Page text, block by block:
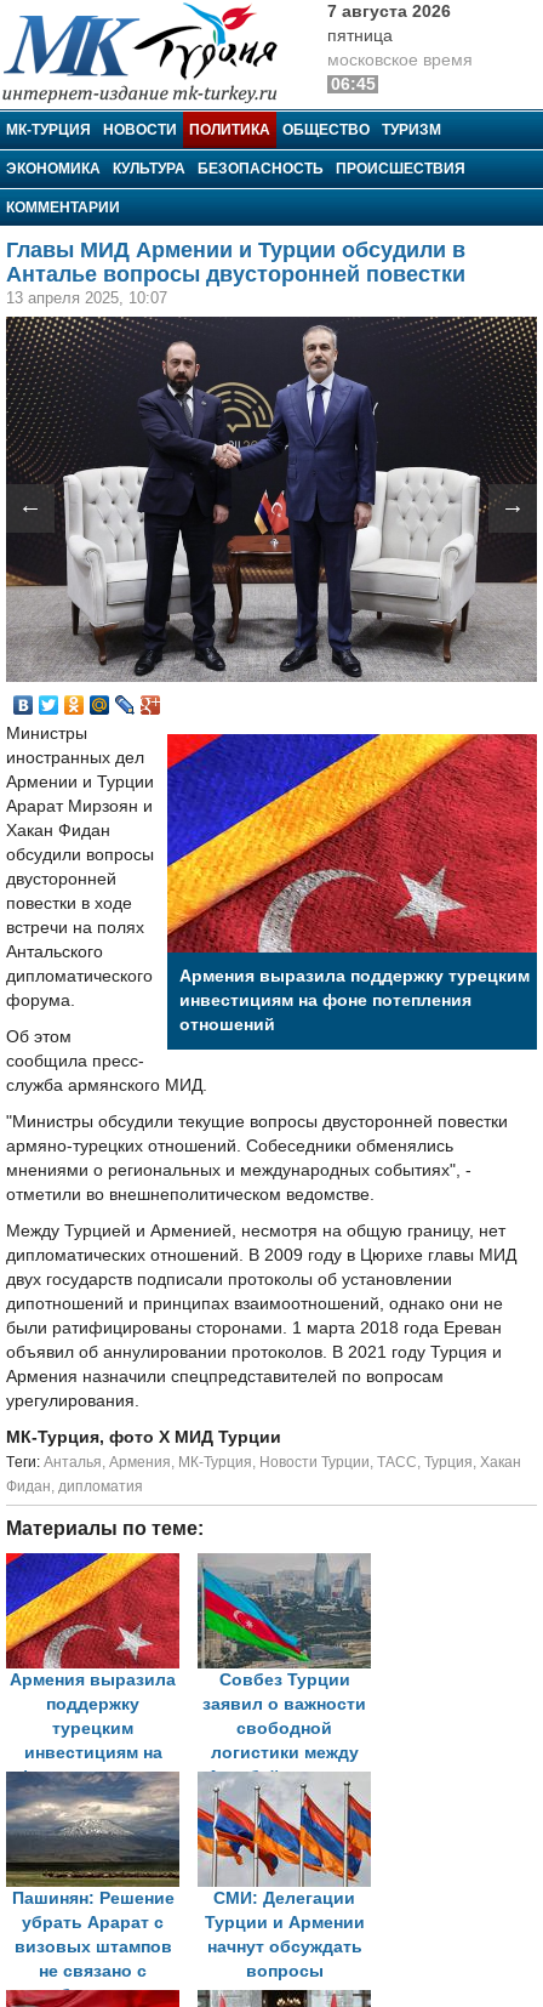
МК-Турция
7 августа 2026
пятница
московское время
06:45
МК-ТУРЦИЯ НОВОСТИ ПОЛИТИКА ОБЩЕСТВО ТУРИЗМ
ЭКОНОМИКА КУЛЬТУРА БЕЗОПАСНОСТЬ ПРОИСШЕСТВИЯ
КОММЕНТАРИИ
Главы МИД Армении и Турции обсудили в
Анталье вопросы двусторонней повестки
13 апреля 2025, 10:07
← →
Армения выразила поддержку турецким
инвестициям на фоне потепления
отношений
Министры
иностранных дел
Армении и Турции
Арарат Мирзоян и
Хакан Фидан
обсудили вопросы
двусторонней
повестки в ходе
встречи на полях
Антальского
дипломатического
форума.
Об этом
сообщила пресс-
служба армянского МИД.
"Министры обсудили текущие вопросы двусторонней повестки
армяно-турецких отношений. Собеседники обменялись
мнениями о региональных и международных событиях", -
отметили во внешнеполитическом ведомстве.
Между Турцией и Арменией, несмотря на общую границу, нет
дипломатических отношений. В 2009 году в Цюрихе главы МИД
двух государств подписали протоколы об установлении
дипотношений и принципах взаимоотношений, однако они не
были ратифицированы сторонами. 1 марта 2018 года Ереван
объявил об аннулировании протоколов. В 2021 году Турция и
Армения назначили спецпредставителей по вопросам
урегулирования.
МК-Турция, фото Х МИД Турции
Tеги: Анталья, Армения, МК-Турция, Новости Турции, ТАСС, Турция, Хакан
Фидан, дипломатия
Материалы по теме:
Армения выразила
поддержку
турецким
инвестициям на
фоне потепления
отношений
Совбез Турции
заявил о важности
свободной
логистики между
Азербайджаном и
Нахичеванью
Пашинян: Решение
убрать Арарат с
визовых штампов
не связано с
требованиями
СМИ: Делегации
Турции и Армении
начнут обсуждать
вопросы
нормализации и